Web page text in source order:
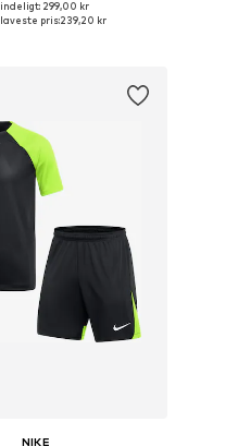
mange størrelser
299,00 kr
pris:239,20 kr
NIKE